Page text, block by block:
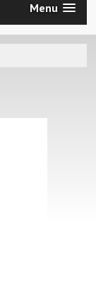
Menu